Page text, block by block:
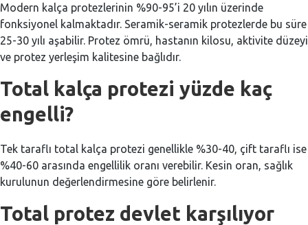
Modern kalça protezlerinin %90-95’i 20 yılın üzerinde
fonksiyonel kalmaktadır. Seramik-seramik protezlerde bu süre
25-30 yılı aşabilir. Protez ömrü, hastanın kilosu, aktivite düzeyi
ve protez yerleşim kalitesine bağlıdır.
Total kalça protezi yüzde kaç
engelli?
Tek taraflı total kalça protezi genellikle %30-40, çift taraflı ise
%40-60 arasında engellilik oranı verebilir. Kesin oran, sağlık
kurulunun değerlendirmesine göre belirlenir.
Total protez devlet karşılıyor